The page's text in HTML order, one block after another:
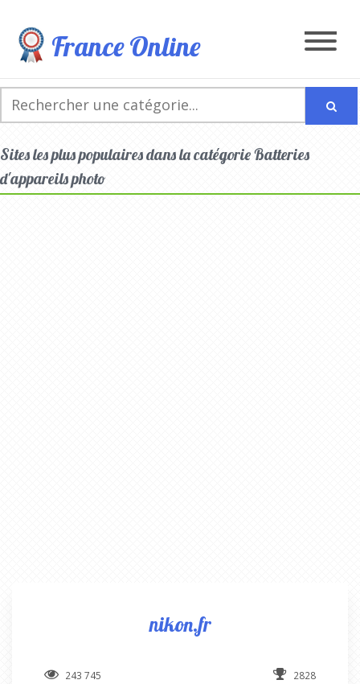
France Online
Sites les plus populaires dans la catégorie Batteries
d'appareils photo
nikon.fr
243 745 2828